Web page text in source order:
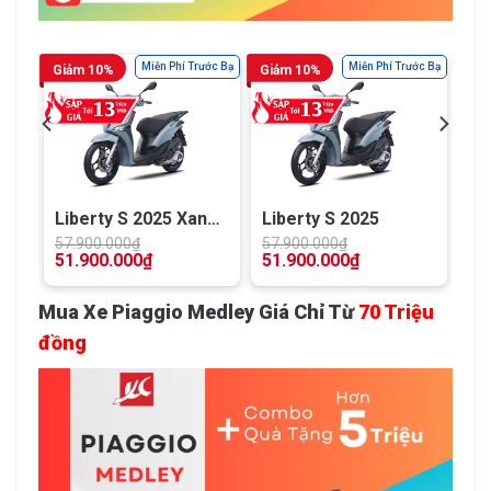
Giảm 10% Miễn Phí Trước Bạ
Liberty S 2025 Xanh
Blu Adersia
57.900.000₫
51.900.000₫
Giảm 10% Miễn Phí Trước Bạ
Liberty S 2025
57.900.000₫
51.900.000₫
Mua Xe Piaggio Medley Giá Chỉ Từ70 Triệu
đồng